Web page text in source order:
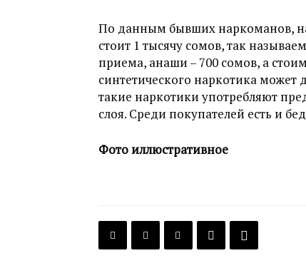
По данным бывших наркоманов,
стоит 1 тысячу сомов, так
приема, анаши – 700 сомов, а
синтетического наркотика может
такие наркотики употребляют
слоя. Среди покупателей есть и
Фото иллюстративное